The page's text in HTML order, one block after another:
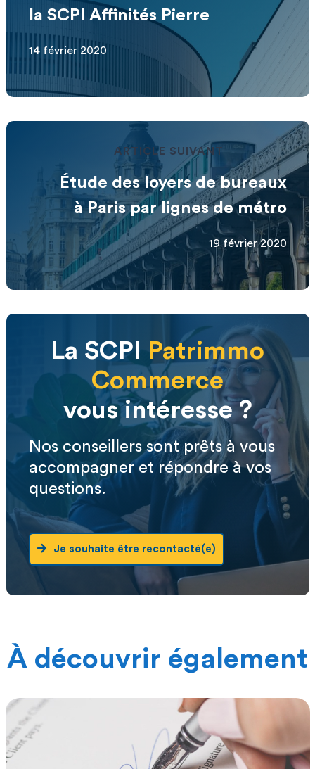
la SCPI Affinités Pierre
14 février 2020
ARTICLE SUIVANT
Étude des loyers de bureaux
à Paris par lignes de métro
19 février 2020
La SCPI
Patrimmo
Commerce
vous intéresse ?
Nos conseillers sont prêts à vous
accompagner et répondre à vos
questions.
Je souhaite être recontacté(e)
À découvrir également